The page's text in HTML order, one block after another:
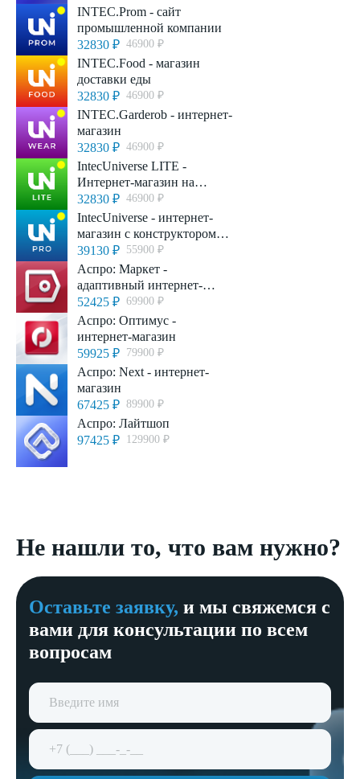
INTEC.Prom - сайт
промышленной компании
32830 ₽ 46900 ₽
INTEC.Food - магазин
доставки еды
32830 ₽ 46900 ₽
INTEC.Garderob - интернет-
магазин
32830 ₽ 46900 ₽
IntecUniverse LITE -
Интернет-магазин на
редакции Старт
32830 ₽ 46900 ₽
IntecUniverse - интернет-
магазин с конструктором
дизайна
39130 ₽ 55900 ₽
Аспро: Маркет -
адаптивный интернет-
магазин
52425 ₽ 69900 ₽
Аспро: Оптимус -
интернет-магазин
59925 ₽ 79900 ₽
Аспро: Next - интернет-
магазин
67425 ₽ 89900 ₽
Аспро: Лайтшоп
97425 ₽ 129900 ₽
Не нашли то, что вам нужно?
Оставьте заявку, и мы свяжемся с
вами для консультации по всем
вопросам